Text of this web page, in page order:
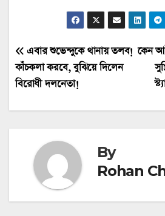
Post
navigation
কেন
এবার শুভেন্দুকে থানায় তলব!
কাঁচকলা করবে, বুঝিয়ে দিলেন
বিরোধী দলনেতা!
By
Rohan